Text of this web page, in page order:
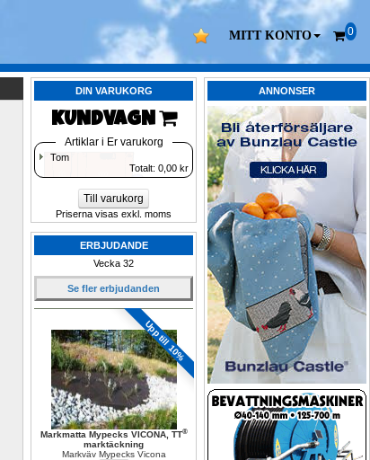
MITT KONTO 0
ANNONSER
DIN VARUKORG
KUNDVAGN
Artiklar i Er varukorg
Tom
Totalt: 0,00 kr
Till varukorg
Priserna visas exkl. moms
ERBJUDANDE
Vecka 32
Se fler erbjudanden
Upp till 10%
Markmatta Mypecks VICONA, TT®
marktäckning
Markväv Mypecks Vicona